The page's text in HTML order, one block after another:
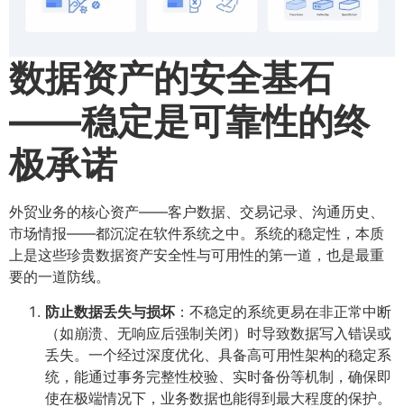
数据资产的安全基石
——稳定是可靠性的终
极承诺
外贸业务的核心资产——客户数据、交易记录、沟通历史、
市场情报——都沉淀在软件系统之中。系统的稳定性，本质
上是这些珍贵数据资产安全性与可用性的第一道，也是最重
要的一道防线。
防止数据丢失与损坏 ​：不稳定的系统更易在非正常中断
（如崩溃、无响应后强制关闭）时导致数据写入错误或
丢失。一个经过深度优化、具备高可用性架构的稳定系
统，能通过事务完整性校验、实时备份等机制，确保即
使在极端情况下，业务数据也能得到最大程度的保护。